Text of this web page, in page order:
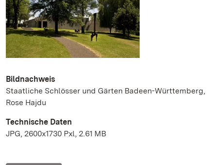
Bildnachweis
Staatliche Schlösser und Gärten Badeen-Württemberg,
Rose Hajdu
Technische Daten
JPG, 2600x1730 Pxl, 2.61 MB